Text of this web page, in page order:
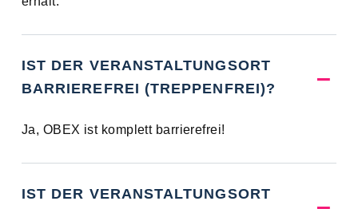
IST DER VERANSTALTUNGSORT
BARRIEREFREI (TREPPENFREI)?
Ja, OBEX ist komplett barrierefrei!
IST DER VERANSTALTUNGSORT